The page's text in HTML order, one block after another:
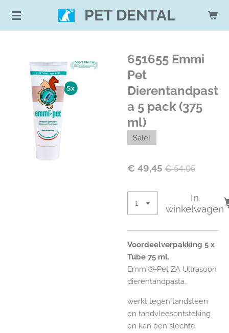
Ga
direct
PET DENTAL
651655 Emmi
Pet
Dierentandpast
a 5 pack (375
ml)
Sale!
€ 49,45 € 54,95
In
winkelwagen
Voordeelverpakking 5 x
Tube 75 ml.
Emmi®-Pet ZA Ultrasoon
dierentandpasta.
werkt tegen tandsteen
en tandvleesontsteking
en kan een slechte